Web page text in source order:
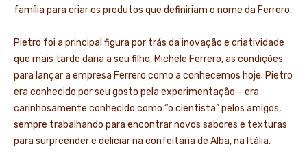
família para criar os produtos que definiriam o nome da Ferrero.
Pietro foi a principal figura por trás da inovação e criatividade
que mais tarde daria a seu filho, Michele Ferrero, as condições
para lançar a empresa Ferrero como a conhecemos hoje. Pietro
era conhecido por seu gosto pela experimentação – era
carinhosamente conhecido como “o cientista” pelos amigos,
sempre trabalhando para encontrar novos sabores e texturas
para surpreender e deliciar na confeitaria de Alba, na Itália.